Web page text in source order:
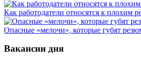
Как работодатели относятся к плохим
Опасные «мелочи», которые губят
Вакансии дня